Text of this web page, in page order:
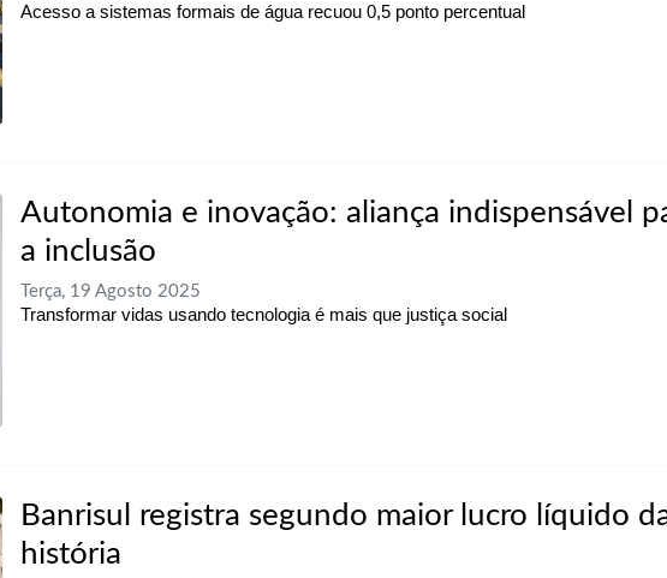
Acesso a sistemas formais de água recuou 0,5 ponto percentual
Autonomia e inovação: aliança indispensável
a inclusão
Terça, 19 Agosto 2025
Transformar vidas usando tecnologia é mais que justiça social
Banrisul registra segundo maior lucro líquido
história